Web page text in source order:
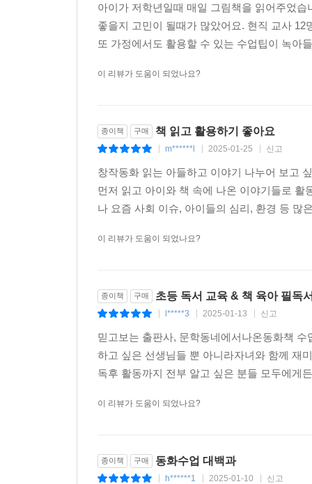
동화를 읽으며 여러 인물의 감정에 이입하고 다
고민하면서 상상력과 비판적 사고력뿐 아니라
아이들이 늘고 있다. 이런 아이들의 주의를 끌
아이가 저학년일때 매일 그림책을 읽어주었
좋을지 고민이 될때가 많았어요. 현직 교사
또 가정에서도 활용할 수 있는 수업팁이 녹아
이 리뷰가 도움이 되었나요?
종이책 구매 책 읽고 활용하기 좋아요
m******l 2025-01-25 신고
창작동화 읽는 아들하고 이야기 나누어 보고
먼저 읽고 아이와 책 속에 나온 이야기들로
나 요즘 사회 이슈, 아이들의 심리, 환경 등 많
이 리뷰가 도움이 되었나요?
종이책 구매 초등 독서 교육 & 책 육아 필독
l*****3 2025-01-13 신고
믿고보는 출판사, 문학동네에서나온동화책
하고 싶은 선생님들 뿐 아니라자녀와 함께 재
독후 활동까지 전부 알고 싶은 분들 모두에게
이 리뷰가 도움이 되었나요?
종이책 구매 동화수업 대백과
h******1 2025-01-10 신고